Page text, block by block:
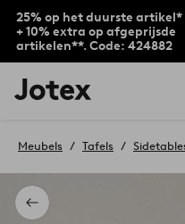
25% op het duurste artikel*
+ 10% extra op afgeprijsde
artikelen**. Code: 424882
Jotex
logo
to
home
page
Terug
Meubels Tafels